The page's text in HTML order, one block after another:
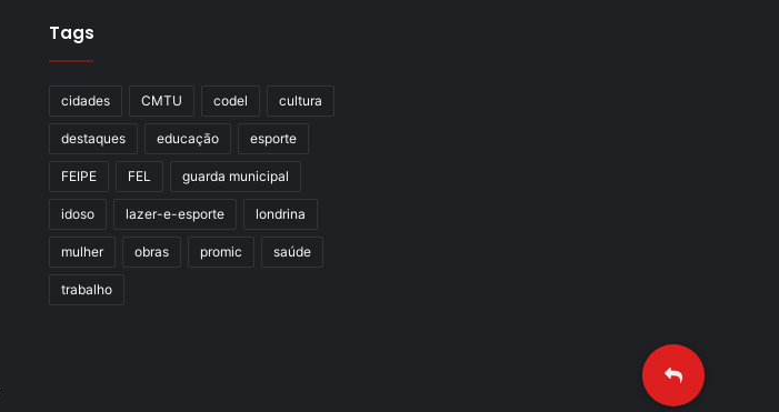
Tags
cidades CMTU codel cultura
destaques educação esporte
FEIPE FEL guarda municipal
idoso lazer-e-esporte londrina
mulher obras promic saúde
trabalho